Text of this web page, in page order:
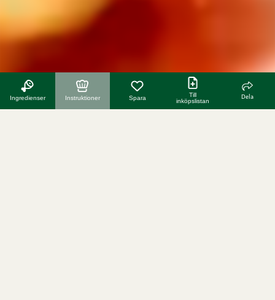
Ingredienser Instruktioner Spara
Till
inköpslistan
Dela